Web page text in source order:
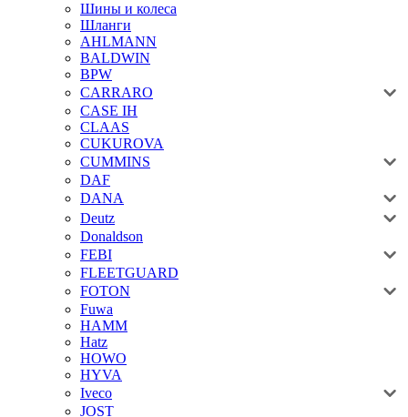
Шины и колеса
Шланги
AHLMANN
BALDWIN
BPW
CARRARO
CASE IH
CLAAS
CUKUROVA
CUMMINS
DAF
DANA
Deutz
Donaldson
FEBI
FLEETGUARD
FOTON
Fuwa
HAMM
Hatz
HOWO
HYVA
Iveco
JOST